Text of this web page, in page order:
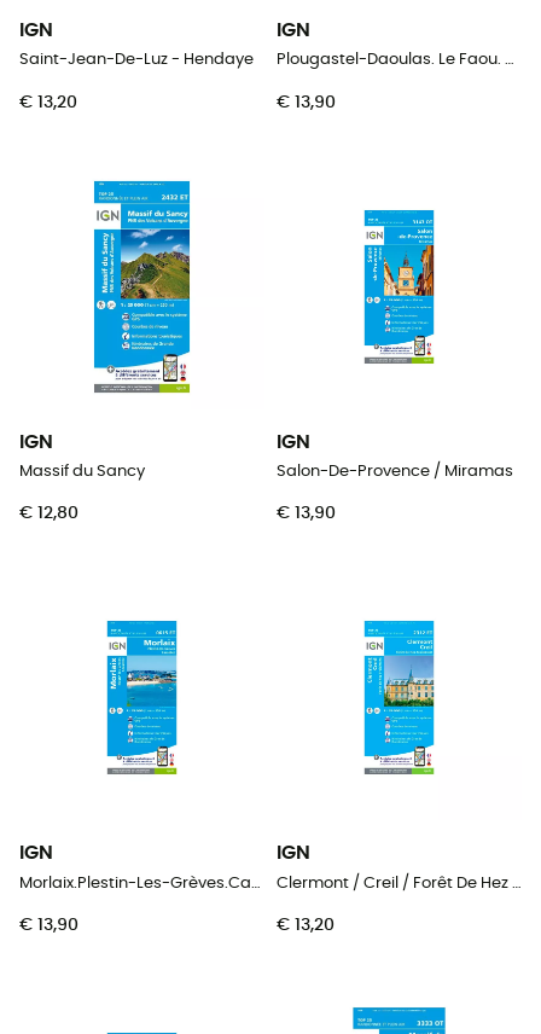
IGN
Saint-Jean-De-Luz - Hendaye
€ 13,20
IGN
Plougastel-Daoulas. Le Faou. Pnr D'Armorique
€ 13,90
IGN
Massif du Sancy
€ 12,80
IGN
Salon-De-Provence / Miramas
€ 13,90
IGN
Morlaix.Plestin-Les-Grèves.Carantec
€ 13,90
IGN
Clermont / Creil / Forêt De Hez / Froidmont
€ 13,20